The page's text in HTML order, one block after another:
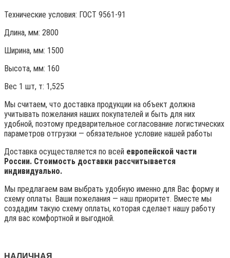
Технические условия: ГОСТ 9561-91
Длина, мм: 2800
Ширина, мм: 1500
Высота, мм: 160
Вес 1 шт, т: 1,525
Мы считаем, что доставка продукции на объект должна
учитывать пожелания наших покупателей и быть для них
удобной, поэтому предварительное согласование логистических
параметров отгрузки — обязательное условие нашей работы
Доставка осуществляется по всей европейской части
России. Стоимость доставки рассчитывается
индивидуально.
Мы предлагаем вам выбрать удобную именно для Вас форму и
схему оплаты. Ваши пожелания — наш приоритет. Вместе мы
создадим такую схему оплаты, которая сделает нашу работу
для вас комфортной и выгодной.